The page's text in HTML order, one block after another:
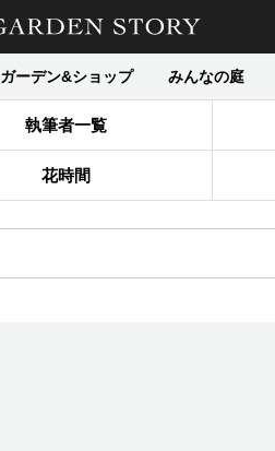
ガーデン&ショップ みんなの庭
執筆者一覧
花時間